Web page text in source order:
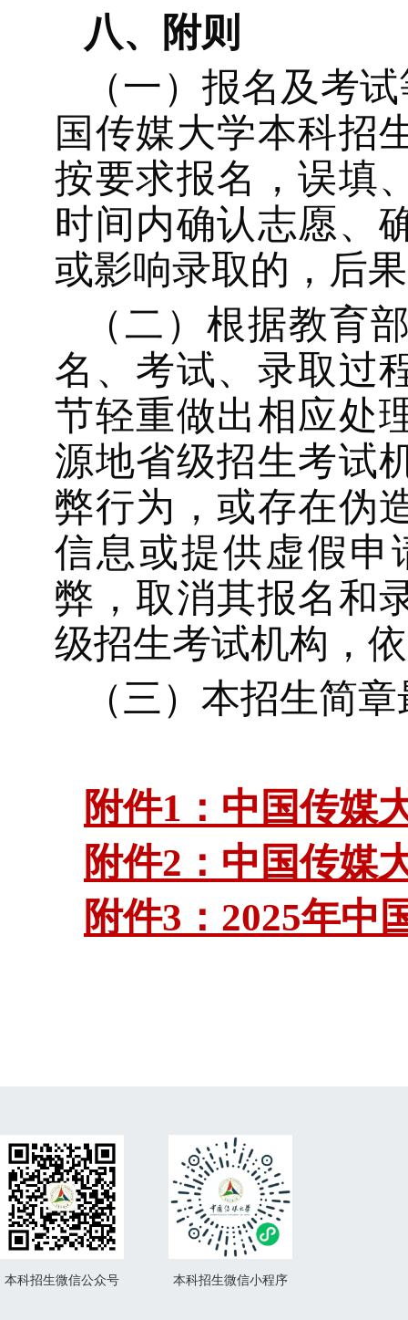
八、附则
（一）报名及考
国传媒大学本科招
按要求报名，误填
时间内确认志愿、
或影响录取的，后
（二）根据教育
名、考试、录取过
节轻重做出相应处
源地省级招生考试
弊行为，或存在伪
信息或提供虚假申
弊，取消其报名和
级招生考试机构，
（三）本招生简
附件1：中国传媒
附件2：中国传媒
附件3：2025年中
本科招生微信公众号 本科招生微信小程序